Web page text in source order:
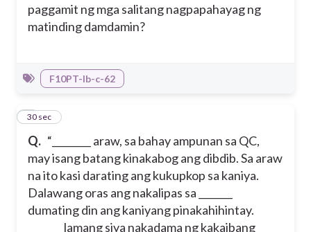
paggamit ng mga salitang nagpapahayag ng
matinding damdamin?
F10PT-Ib-c-62
Q. “________ araw, sa bahay ampunan sa QC,
may isang batang kinakabog ang dibdib. Sa araw
na ito kasi darating ang kukupkop sa kaniya.
Dalawang oras ang nakalipas sa _______
dumating din ang kaniyang pinakahihintay.
_______ lamang siya nakadama ng kakaibang
5
30 sec